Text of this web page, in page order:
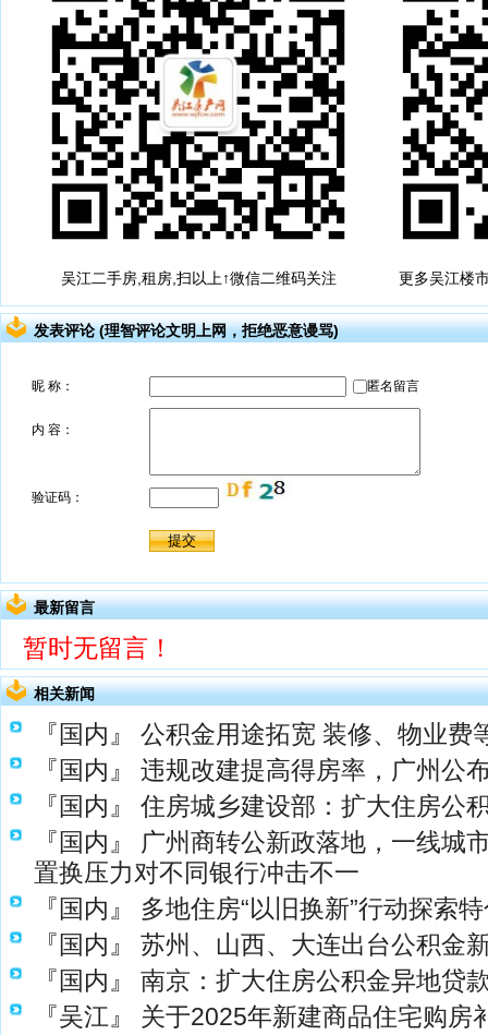
吴江二手房,租房,扫以上↑微信二维码关注 更多吴江楼
发表评论 (理智评论文明上网，拒绝恶意谩骂)
最新留言
暂时无留言！
相关新闻
『国内』
公积金用途拓宽 装修、物业费
『国内』
违规改建提高得房率，广州公
『国内』
住房城乡建设部：扩大住房公
『国内』
广州商转公新政落地，一线城
置换压力对不同银行冲击不一
『国内』
多地住房“以旧换新”行动探索
『国内』
苏州、山西、大连出台公积金
『国内』
南京：扩大住房公积金异地贷
『吴江』
关于2025年新建商品住宅购房